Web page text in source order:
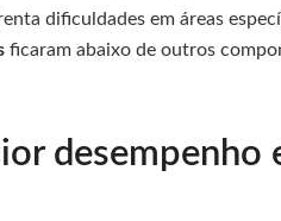
dificuldades em áreas
ficaram abaixo de outros
desempenho